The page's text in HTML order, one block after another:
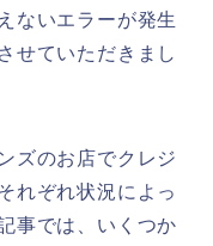
ないエラーが発生
せていただきまし
ズのお店でクレジ
れぞれ状況によっ
事では、いくつか